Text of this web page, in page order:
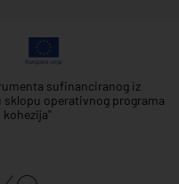
sufinanciranog iz
sklopu operativnog programa